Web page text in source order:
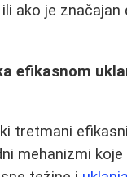
ako je značajan
efikasnom
tretmani
mehanizmi